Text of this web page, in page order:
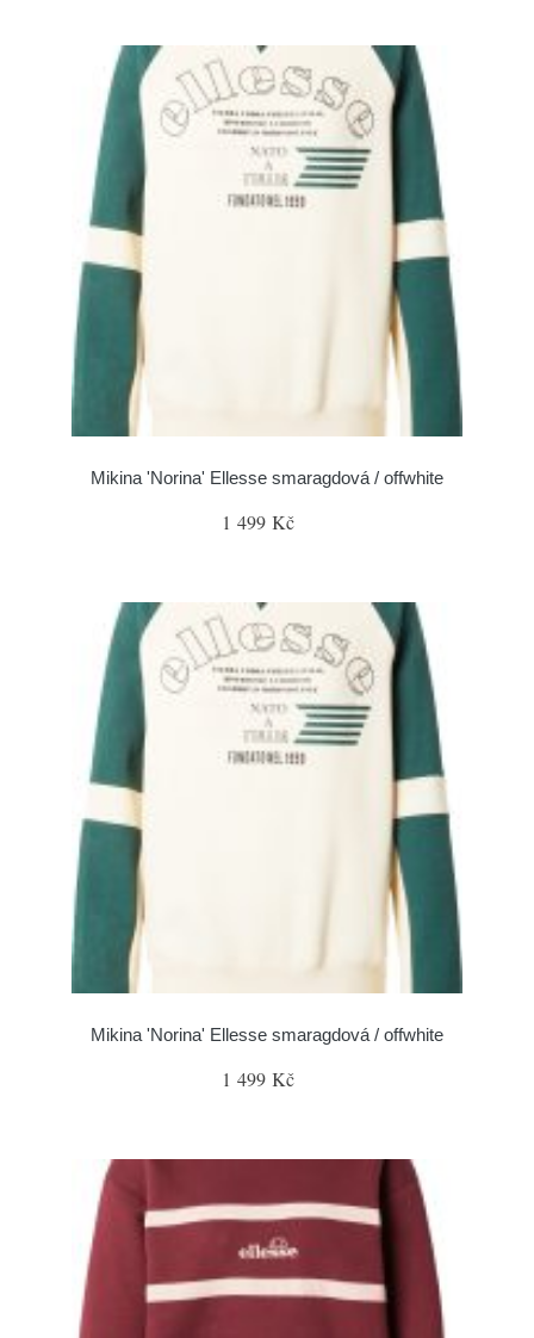
Mikina 'Norina' Ellesse smaragdová / offwhite
1 499 Kč
Mikina 'Norina' Ellesse smaragdová / offwhite
1 499 Kč